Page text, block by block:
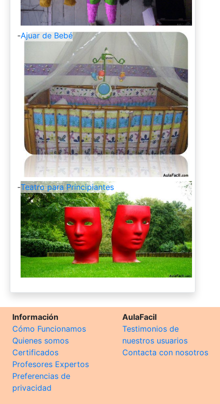
-Ajuar de Bebé
-Teatro para Principiantes
Información
Cómo Funcionamos
Quienes somos
Certificados
Profesores Expertos
Preferencias de
privacidad
AulaFacil
Testimonios de
nuestros usuarios
Contacta con nosotros